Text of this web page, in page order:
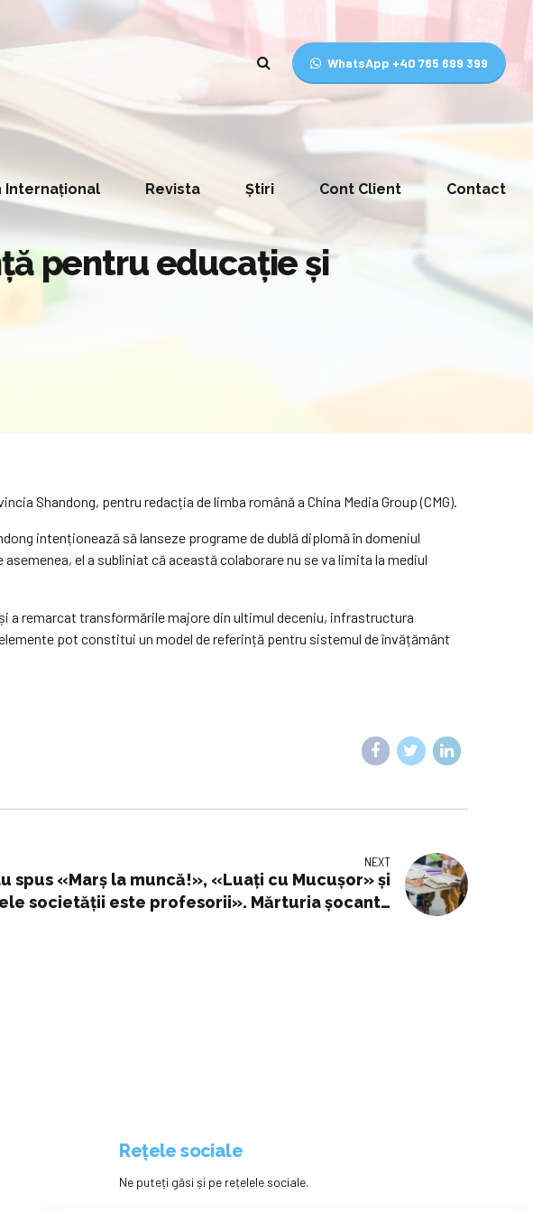
WhatsApp +40 765 699 399
Internațional Revista Știri Cont Client Contact
pentru educație și
Shandong, pentru redacția de limba română a China Media Group (CMG).
intenționează să lanseze programe de dublă diplomă în domeniul
el a subliniat că această colaborare nu se va limita la mediul
a remarcat transformările majore din ultimul deceniu, infrastructura
pot constitui un model de referință pentru sistemul de învățământ
NEXT
spus «Marș la muncă!», «Luați cu Mucușor» și
societății este profesorii». Mărturia șocantă
Rețele sociale
Ne puteți găsi și pe rețelele sociale.